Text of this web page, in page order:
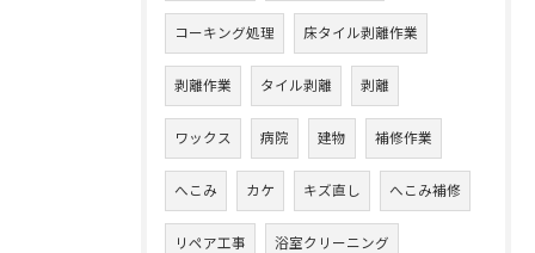
コーキング処理 床タイル剥離作業
剥離作業 タイル剥離 剥離
ワックス 病院 建物 補修作業
へこみ カケ キズ直し へこみ補修
リペア工事 浴室クリーニング